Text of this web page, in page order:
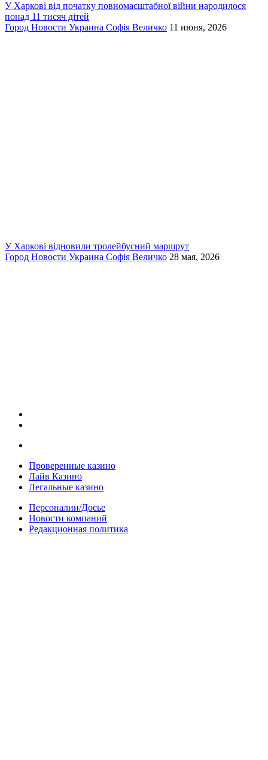
У Харкові від початку повномасштабної війни народилося
понад 11 тисяч дітей
Город Новости Украина Софія Величко 11 июня, 2026
У Харкові відновили тролейбусний маршрут
Город Новости Украина Софія Величко 28 мая, 2026
Проверенные казино
Лайв Казино
Легальные казино
Персоналии/Досье
Новости компаний
Редакционная политика